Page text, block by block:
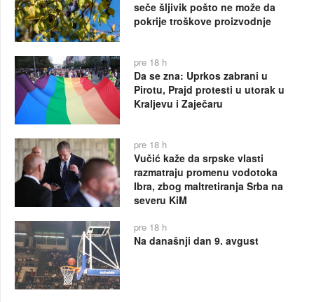
seče šljivik pošto ne može da
pokrije troškove proizvodnje
pre 18 h
Da se zna: Uprkos zabrani u
Pirotu, Prajd protesti u utorak u
Kraljevu i Zaječaru
pre 18 h
Vučić kaže da srpske vlasti
razmatraju promenu vodotoka
Ibra, zbog maltretiranja Srba na
severu KiM
pre 18 h
Na današnji dan 9. avgust